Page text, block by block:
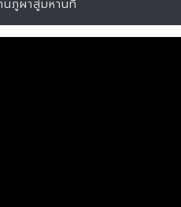
นภูผาสู่มหานที